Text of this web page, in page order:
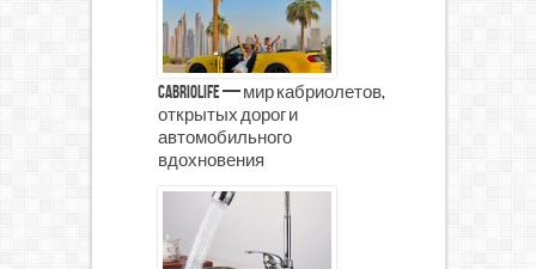
CabrioLife — мир кабриолетов,
открытых дорог и
автомобильного
вдохновения